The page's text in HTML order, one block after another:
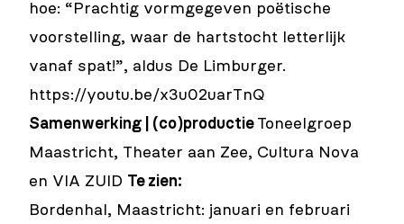
hoe: “Prachtig vormgegeven poëtische
voorstelling, waar de hartstocht letterlijk
vanaf spat!”, aldus De Limburger.
https://youtu.be/x3u02uarTnQ
Samenwerking | (co)productie Toneelgroep
Maastricht, Theater aan Zee, Cultura Nova
en VIA ZUID Te zien:
Bordenhal, Maastricht: januari en februari